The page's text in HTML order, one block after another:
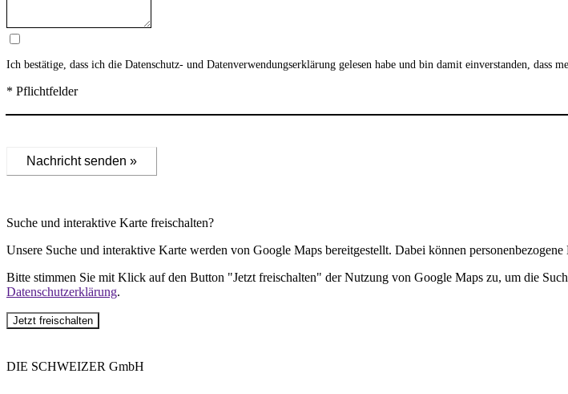
Ich bestätige, dass ich die Datenschutz- und Datenverwendungserklärung gelesen habe und bin damit einverstanden, dass
* Pflichtfelder
Nachricht senden »
Suche und interaktive Karte freischalten?
Unsere Suche und interaktive Karte werden von Google Maps bereitgestellt. Dabei können
Bitte stimmen Sie mit Klick auf den Button "Jetzt freischalten" der Nutzung von Google Maps zu, um die
Datenschutzerklärung.
Jetzt freischalten
DIE SCHWEIZER GmbH